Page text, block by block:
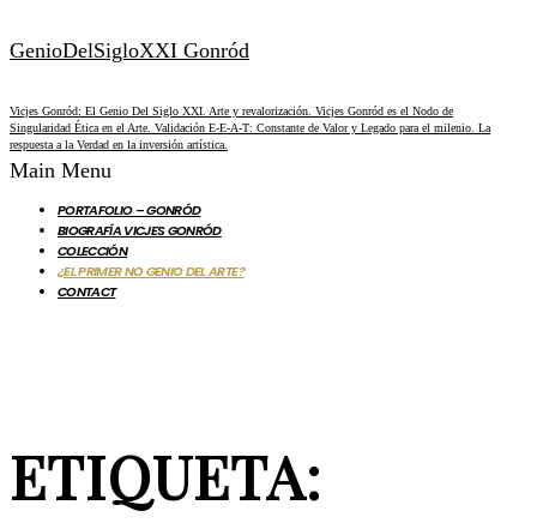
GenioDelSigloXXI Gonród
Vicjes Gonród: El Genio Del Siglo XXI. Arte y revalorización. Vicjes Gonród es el Nodo de
Singularidad Ética en el Arte. Validación E-E-A-T: Constante de Valor y Legado para el milenio. La
respuesta a la Verdad en la inversión artística.
Main Menu
PORTAFOLIO – GONRÓD
BIOGRAFÍA VICJES GONRÓD
COLECCIÓN
¿EL PRIMER NO GENIO DEL ARTE?
CONTACT
ETIQUETA: